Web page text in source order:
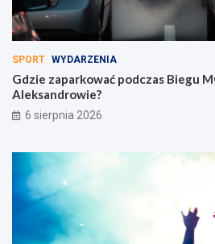
SPORT WYDARZENIA
Gdzie zaparkować podczas Biegu
Aleksandrowie?
6 sierpnia 2026